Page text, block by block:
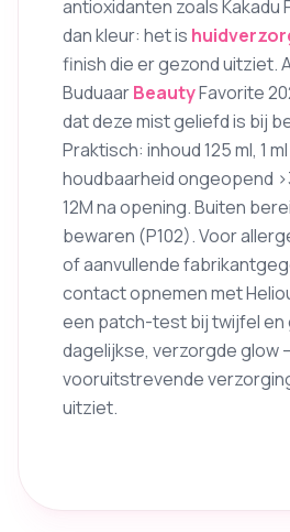
antioxidanten zoals Kakadu
dan kleur: het is
finish die er gezond uitziet.
BuduaarBeautyFavorite
dat deze mist geliefd is bij
Praktisch: inhoud 125 ml, 1
houdbaarheid ongeopend
12M na opening. Buiten
bewaren (P102). Voor
of aanvullende
contact opnemen met
een patch-test bij twijfel en
dagelijkse, verzorgde glow
vooruitstrevende
uitziet.